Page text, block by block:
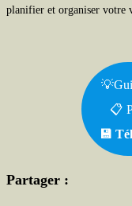
planifier et organiser votre
📋
💾
Partager :